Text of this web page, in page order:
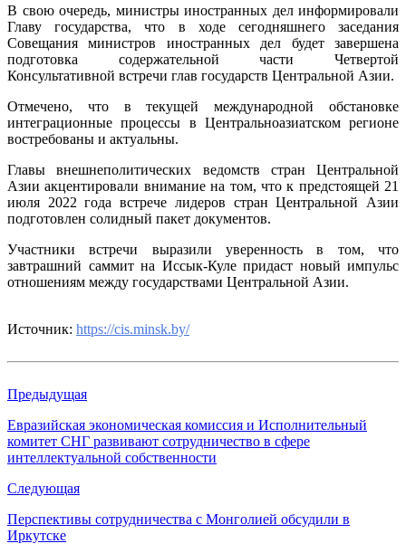
В свою очередь, министры иностранных дел информировали
Главу государства, что в ходе сегодняшнего заседания
Совещания министров иностранных дел будет завершена
подготовка содержательной части Четвертой
Консультативной встречи глав государств Центральной Азии.
Отмечено, что в текущей международной обстановке
интеграционные процессы в Центральноазиатском регионе
востребованы и актуальны.
Главы внешнеполитических ведомств стран Центральной
Азии акцентировали внимание на том, что к предстоящей 21
июля 2022 года встрече лидеров стран Центральной Азии
подготовлен солидный пакет документов.
Участники встречи выразили уверенность в том, что
завтрашний саммит на Иссык-Куле придаст новый импульс
отношениям между государствами Центральной Азии.
Источник: https://cis.minsk.by/
Предыдущая
Евразийская экономическая комиссия и Исполнительный
комитет СНГ развивают сотрудничество в сфере
интеллектуальной собственности
Следующая
Перспективы сотрудничества с Монголией обсудили в
Иркутске